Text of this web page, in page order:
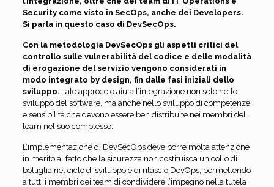
Security come visto in SecOps, anche dei Developers.
Si parla in questo caso di DevSecOps.
Con la metodologia DevSecOps gli aspetti critici del
controllo sulle vulnerabilità del codice e delle modalità
di erogazione del servizio vengono considerati in
modo integrato by design, fin dalle fasi iniziali dello
sviluppo. Tale approccio aiuta l’integrazione non solo nello
sviluppo del software, ma anche nello sviluppo di competenze
e sensibilità che devono essere ben distribuite nei membri del
team nel suo complesso.
L’implementazione di DevSecOps deve porre molta attenzione
in merito al fatto che la sicurezza non costituisca un collo di
bottiglia nel ciclo di sviluppo e di rilascio DevOps, permettendo
a tutti i membri dei team di condividere l’impegno nella tutela